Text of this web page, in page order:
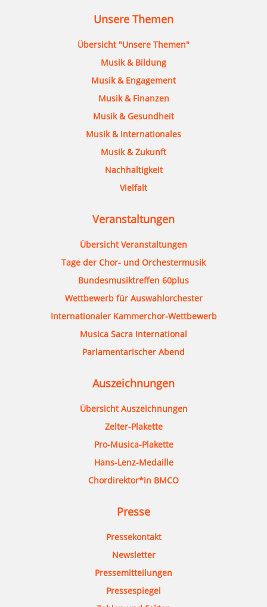
Unsere Themen
Übersicht "Unsere Themen"
Musik & Bildung
Musik & Engagement
Musik & Finanzen
Musik & Gesundheit
Musik & Internationales
Musik & Zukunft
Nachhaltigkeit
Vielfalt
Veranstaltungen
Übersicht Veranstaltungen
Tage der Chor- und Orchestermusik
Bundesmusiktreffen 60plus
Wettbewerb für Auswahlorchester
Internationaler Kammerchor-Wettbewerb
Musica Sacra International
Parlamentarischer Abend
Auszeichnungen
Übersicht Auszeichnungen
Zelter-Plakette
Pro-Musica-Plakette
Hans-Lenz-Medaille
Chordirektor*in BMCO
Presse
Pressekontakt
Newsletter
Pressemitteilungen
Pressespiegel